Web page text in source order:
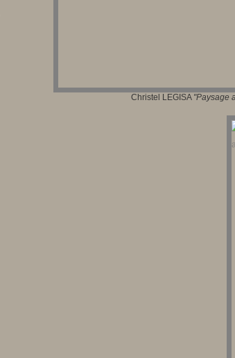
Christel LEGISA "Paysage